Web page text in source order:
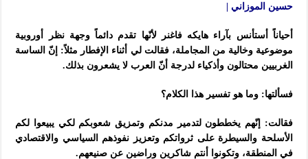
حسين الموزاني |
أحياناً أستأنس بآراء هايكه فاغنر لأنّها تقدم دائماً وجهة نظر أوروبية
موضوعية وخالية من المجاملة، فقالت لي أثناء الإفطار مثلاً: إنّ الساسة
الغربيين محتالون وأذكياء لدرجة أنّ العرب لا يشعرون بذلك.
فسألتها: وما هو تفسير هذا الكلام؟
فقالت: إنّهم يخططون لتدمير مدنكم وتمزيق شعوبكم لكي يبيعوا لكم
الأسلحة والسيطرة على ثرواتكم وتعزيز نفوذهم السياسي والاقتصادي
في المنطقة، وتكونوا أنتم شاكرين وراضين عن صنيعهم.